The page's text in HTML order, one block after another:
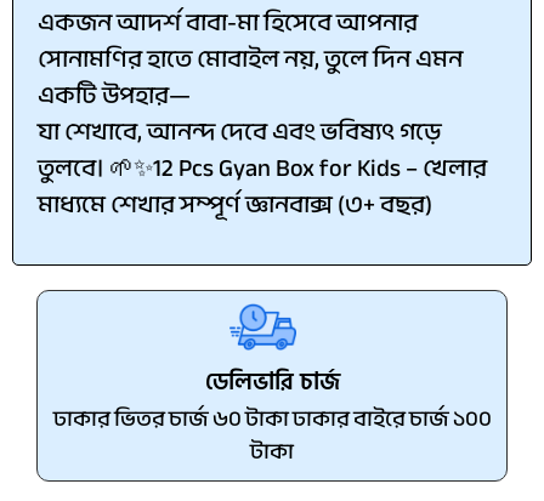
একজন আদর্শ বাবা-মা হিসেবে আপনার
সোনামণির হাতে মোবাইল নয়, তুলে দিন এমন
একটি উপহার—
যা শেখাবে, আনন্দ দেবে এবং ভবিষ্যৎ গড়ে
তুলবে। 🌱✨12 Pcs Gyan Box for Kids – খেলার
মাধ্যমে শেখার সম্পূর্ণ জ্ঞানবাক্স (৩+ বছর)
ডেলিভারি চার্জ
ঢাকার ভিতর চার্জ ৬০ টাকা ঢাকার বাইরে চার্জ ১০০
টাকা